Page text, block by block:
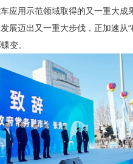
应用示范领域取得的又一重大成
展迈出又一重大步伐，正加速从
变。